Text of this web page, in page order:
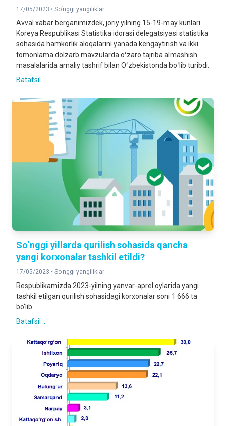
17/05/2023 • So‘nggi yangiliklar
Avval xabar berganimizdek, joriy yilning 15-19-may kunlari
Koreya Respublikasi Statistika idorasi delegatsiyasi statistika
sohasida hamkorlik aloqalarini yanada kengaytirish va ikki
tomonlama dolzarb mavzularda oʻzaro tajriba almashish
masalalarida amaliy tashrif bilan Oʻzbekistonda boʻlib turibdi.
Batafsil ...
So‘nggi yillarda qurilish sohasida qancha
yangi korxonalar tashkil etildi?
17/05/2023 • So‘nggi yangiliklar
Respublikamizda 2023-yilning yanvar-aprel oylarida yangi
tashkil etilgan qurilish sohasidagi korxonalar soni 1 666 ta
bo‘lib
Batafsil ...